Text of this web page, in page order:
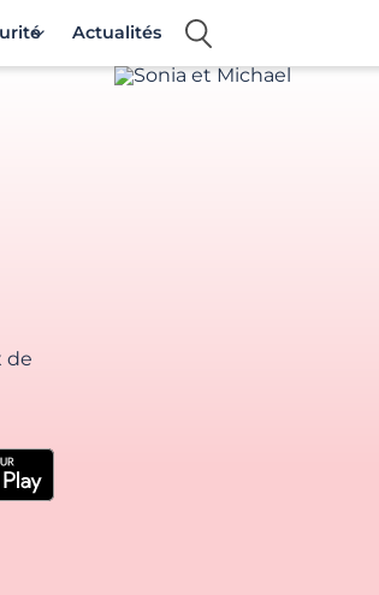
Actualités
de